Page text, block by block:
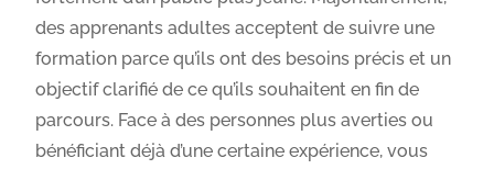
des apprenants adultes acceptent de suivre une
formation parce qu’ils ont des besoins précis et un
objectif clarifié de ce qu’ils souhaitent en fin de
parcours. Face à des personnes plus averties ou
bénéficiant déjà d’une certaine expérience, vous